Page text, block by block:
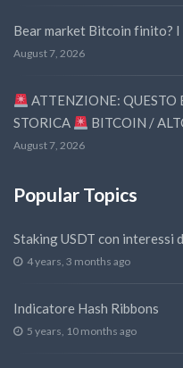
Bear market Bitcoin finito? I
August 7, 2026
ATTENZIONE: QUESTO
STORICA
BITCOIN /
August 7, 2026
Popular Topics
Staking USDT con interessi
4 years, 3 months ago
Indicatore Hash Ribbons
5 years, 10 months ago